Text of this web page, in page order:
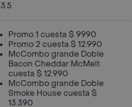
3.5
Promo 1 cuesta $ 9990
Promo 2 cuesta $ 12.990
McCombo grande Doble
Bacon Cheddar McMelt
cuesta $ 12.990
McCombo grande Doble
Smoke House cuesta $
13.390